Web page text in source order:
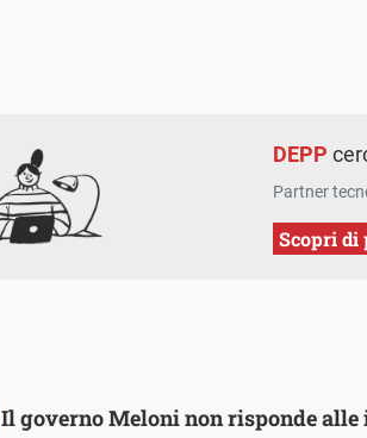
DEPP
Partner
Scopri di
Il governo Meloni non risponde